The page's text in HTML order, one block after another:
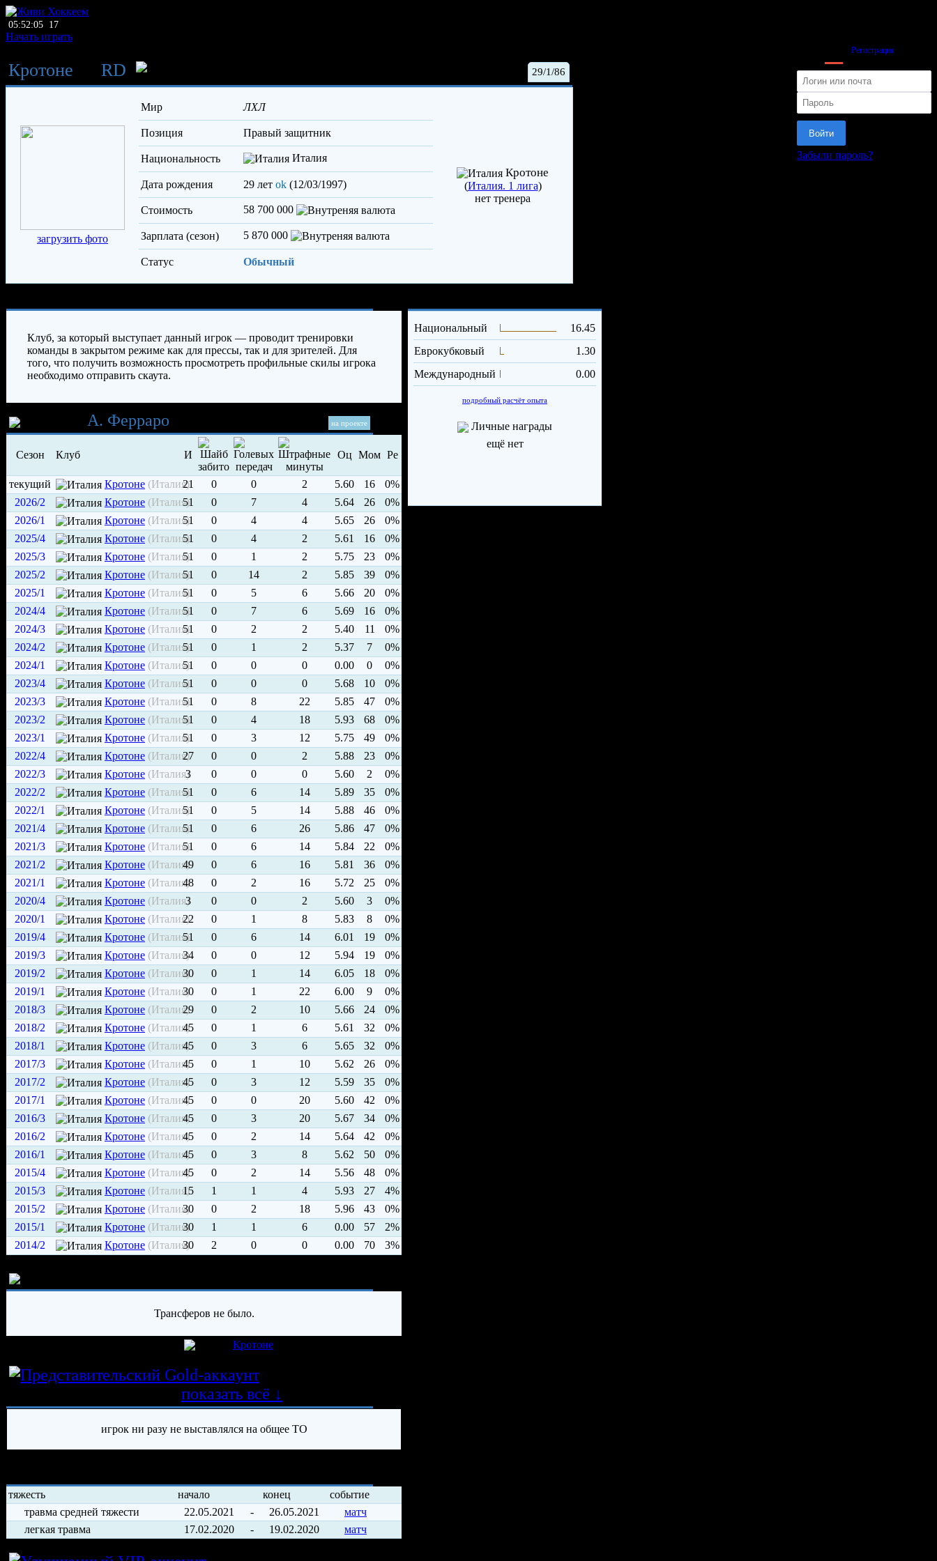
05:52:05 17
Начать играть
Регистрация
Войти
Забыли пароль?
29/1/86
Кротоне RD
загрузить фото
Мир ЛХЛ
Позиция правый защитник
Национальность Италия
Дата рождения 29 лет ok (12/03/1997)
Стоимость 58 700 000
Зарплата (сезон) 5 870 000
Статус Обычный
Кротоне
(Италия. 1 лига)
нет тренера
Клуб, за который выступает данный игрок — проводит тренировки
команды в закрытом режиме как для прессы, так и для зрителей. Для
того, что получить возможность просмотреть профильные скилы игрока
необходимо отправить скаута.
на проекте
А. Ферраро
Сезон Клуб И Оц Мом Ре
текущий Кротоне (Италия)
21 0 0 2 5.60 16
0%
2026/2
Кротоне (Италия)
51 0 7 4 5.64 26
0%
2026/1
Кротоне (Италия)
51 0 4 4 5.65 26
0%
2025/4
Кротоне (Италия)
51 0 4 2 5.61 16
0%
2025/3
Кротоне (Италия)
51 0 1 2 5.75 23
0%
2025/2
Кротоне (Италия)
51 0 14 2 5.85 39
0%
2025/1
Кротоне (Италия)
51 0 5 6 5.66 20
0%
2024/4
Кротоне (Италия)
51 0 7 6 5.69 16
0%
2024/3
Кротоне (Италия)
51 0 2 2 5.40 11
0%
2024/2
Кротоне (Италия)
51 0 1 2 5.37 7
0%
2024/1
Кротоне (Италия)
51 0 0 0 0.00 0
0%
2023/4
Кротоне (Италия)
51 0 0 0 5.68 10
0%
2023/3
Кротоне (Италия)
51 0 8 22 5.85 47
0%
2023/2
Кротоне (Италия)
51 0 4 18 5.93 68
0%
2023/1
Кротоне (Италия)
51 0 3 12 5.75 49
0%
2022/4
Кротоне (Италия)27 0 0 2 5.88 23
0%
2022/3
Кротоне (Италия)3 0 0 0 5.60 2
0%
2022/2
Кротоне (Италия)
51 0 6 14 5.89 35
0%
2022/1
Кротоне (Италия)
51 0 5 14 5.88 46
0%
2021/4
Кротоне (Италия)
51 0 6 26 5.86 47
0%
2021/3
Кротоне (Италия)
51 0 6 14 5.84 22
0%
2021/2
Кротоне (Италия)49 0 6 16 5.81 36
0%
2021/1
Кротоне (Италия)48 0 2 16 5.72 25
0%
2020/4
Кротоне (Италия)3 0 0 2 5.60 3
0%
2020/1
Кротоне (Италия)
22 0 1 8 5.83 8
0%
2019/4
Кротоне (Италия)
51 0 6 14 6.01 19
0%
2019/3
Кротоне (Италия)34 0 0 12 5.94 19
0%
2019/2
Кротоне (Италия)30 0 1 14 6.05 18
0%
2019/1
Кротоне (Италия)30 0 1 22 6.00 9
0%
2018/3
Кротоне (Италия)29 0 2 10 5.66 24
0%
2018/2
Кротоне (Италия)45 0 1 6 5.61 32
0%
2018/1
Кротоне (Италия)45 0 3 6 5.65 32
0%
2017/3
Кротоне (Италия)45 0 1 10 5.62 26
0%
2017/2
Кротоне (Италия)45 0 3 12 5.59 35
0%
2017/1
Кротоне (Италия)45 0 0 20 5.60 42
0%
2016/3
Кротоне (Италия)45 0 3 20 5.67 34
0%
2016/2
Кротоне (Италия)45 0 2 14 5.64 42
0%
2016/1
Кротоне (Италия)45 0 3 8 5.62 50
0%
2015/4
Кротоне (Италия)45 0 2 14 5.56 48
0%
2015/3
Кротоне (Италия)15 1 1 4 5.93 27
4%
2015/2
Кротоне (Италия)30 0 2 18 5.96 43
0%
2015/1
Кротоне (Италия)30 1 1 6 0.00 57
2%
2014/2
Кротоне (Италия)30 2 0 0 0.00 70 3%
Трансферов не было.
Кротоне
История
показать всё ↓
игрок ни разу не выставлялся на общее ТО
тяжесть начало конец
событие
травма средней тяжести
22.05.2021 - 26.05.2021
матч
легкая травма
17.02.2020 - 19.02.2020 матч
Национальный
16.45
Еврокубковый
1.30
Международный
0.00
подробный расчёт опыта
Личные награды
ещё нет